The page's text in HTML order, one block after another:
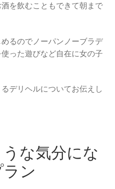
を飲むこともできて朝まで
るのでノーパンノーブラデ
った遊びなど自在に女の子
デリヘルについてお伝えし
な気分にな
ン